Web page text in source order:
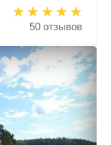
50 отзывов